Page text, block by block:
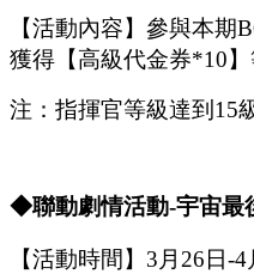
【活動內容】參與本期B
獲得【高級代金券*10
注：指揮官等級達到 15
◆聯動劇情活動-宇宙最
【活動時間】 3月 26 日-4